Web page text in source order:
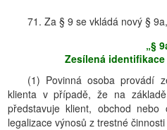
71. Za § 9 se vkládá nový §
„§
Zesílená
(1) Povinná osoba provádí
klienta v případě, že na
představuje klient, obchod nebo
legalizace výnosů z trestné